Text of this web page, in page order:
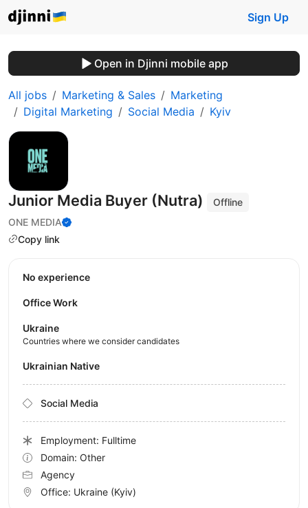
Sign Up
Open in Djinni mobile app
All jobs Marketing & Sales
Marketing
Digital Marketing
Social Media Kyiv
Junior Media Buyer (Nutra)
Offline
ONE MEDIA
Copy link
No experience
Office Work
Ukraine
Countries where we consider candidates
Ukrainian Native
Social Media
Employment: Fulltime
Domain: Other
Agency
Office: Ukraine (Kyiv)